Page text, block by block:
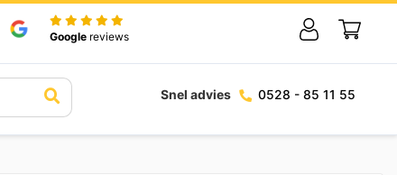
Google reviews
Snel advies 0528 - 85 11 55